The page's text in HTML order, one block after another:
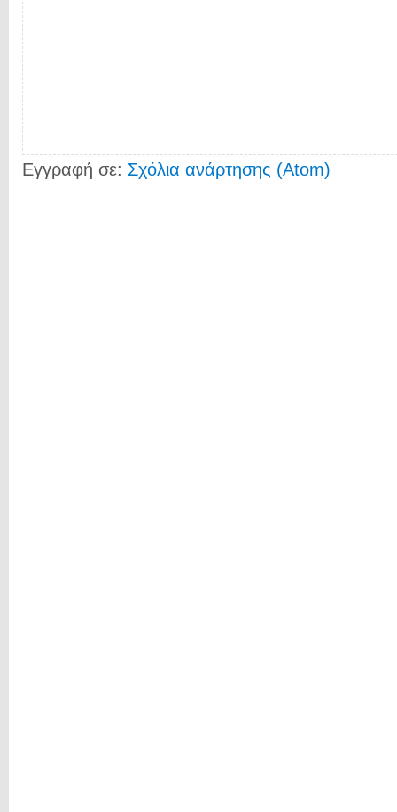
Εγγραφή σε: Σχόλια ανάρτησης (Atom)